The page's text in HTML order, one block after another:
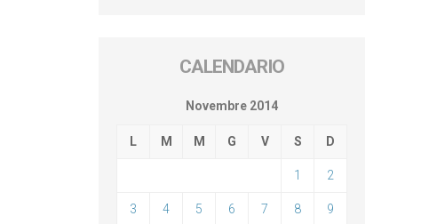
CALENDARIO
Novembre 2014
L M M G V S D
1 2
3 4 5 6 7 8 9